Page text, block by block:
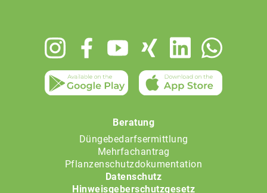
Beratung
Düngebedarfsermittlung
Mehrfachantrag
Pflanzenschutzdokumentation
Datenschutz
Hinweisgeberschutzgesetz